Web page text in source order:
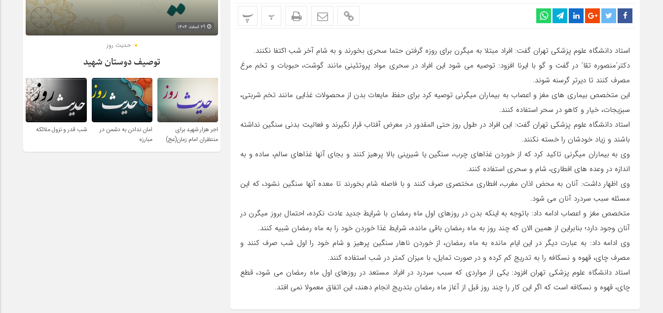
پ پ
استاد دانشگاه علوم پزشکی تهران گفت: افراد مبتلا به میگرن برای روزه گرفتن حتما سحری بخورند و به شام آخر شب اکتفا نکنند.
دکتر’منصوره تقا’ در گفت و گو با ایرنا افزود: توصیه می شود این افراد در سحری مواد پروتئینی مانند گوشت، حبوبات و تخم مرغ
مصرف کنند تا دیرتر گرسنه شوند.
این متخصص بیماری های مغز و اعصاب به بیماران میگرنی توصیه کرد برای حفظ مایعات بدن از محصولات غذایی مانند تخم شربتی،
سبزیجات، خیار و کاهو در سحر استفاده کنند.
استاد دانشگاه علوم پزشکی تهران گفت: این افراد در طول روز حتی المقدور در معرض آفتاب قرار نگیرند و فعالیت بدنی سنگین نداشته
باشند و زیاد خودشان را خسته نکنند.
وی به بیماران میگرنی تاکید کرد که از خوردن غذاهای چرب، سنگین یا شیرینی بالا پرهیز کنند و بجای آنها غذاهای سالم، ساده و به
اندازه در وعده های افطاری، شام و سحری استفاده کنند.
وی اظهار داشت: آنان به محض اذان مغرب، افطاری مختصری صرف کنند و با فاصله شام بخورند تا معده آنها سنگین نشود، که این
مسئله سبب سردرد آنان می شود.
متخصص مغز و اعصاب ادامه داد: باتوجه به اینکه بدن در روزهای اول ماه رمضان با شرایط جدید عادت نکرده، احتمال بروز میگرن در
آنان وجود دارد؛ بنابراین از همین الان که چند روز به ماه رمضان باقی مانده، شرایط غذا خوردن خود را به ماه رمضان شبیه کنند.
وی ادامه داد: به عبارت دیگر در این ایام مانده به ماه رمضان، از خوردن ناهار سنگین پرهیز و شام خود را اول شب صرف کنند و
مصرف چای، قهوه و نسکافه را به تدریج کم کرده و در صورت تمایل، با میزان کمتر در شب استفاده کنند.
استاد دانشگاه علوم پزشکی تهران افزود: یکی از مواردی که سبب سردرد در افراد مستعد در روزهای اول ماه رمضان می شود، قطع
چای، قهوه و نسکافه است که اگر این کار را چند روز قبل از آغاز ماه رمضان بتدریج انجام دهند، این اتفاق معمولا نمی افتد.
حدیث روز
توصیف دوستان شهید
اجر هزار شهید برای
منتظران امام زمان(عج)
امان ندادن به دشمن در
مبارزه
شب قدر و نزول ملائکه